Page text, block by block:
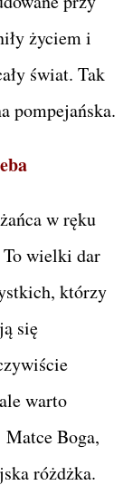
życiem i
świat. Tak
pompejańska.
w ręku
To wielki dar
którzy
się
warto
Boga,
różdżka.